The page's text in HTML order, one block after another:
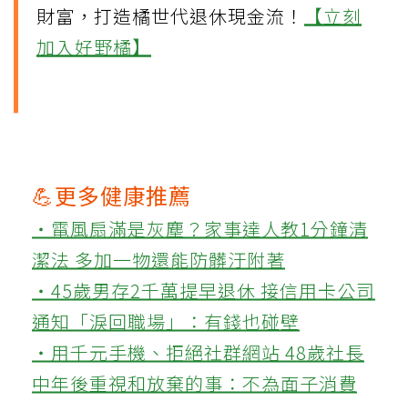
財富，打造橘世代退休現金流！
【立刻
加入好野橘】
💪更多健康推薦
‧電風扇滿是灰塵？家事達人教1分鐘清
潔法 多加一物還能防髒汙附著
‧45歲男存2千萬提早退休 接信用卡公司
通知「淚回職場」：有錢也碰壁
‧用千元手機、拒絕社群網站 48歲社長
中年後重視和放棄的事：不為面子消費